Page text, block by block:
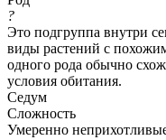
?
Это подгруппа внутри
виды растений с
одного рода обычно
условия обитания.
Седум
Сложность
Умеренно